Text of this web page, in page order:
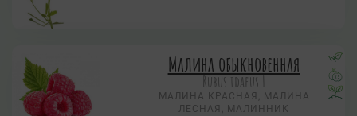
Малина обыкновенная
Rubus idaeus L
МАЛИНА КРАСНАЯ, МАЛИНА
ЛЕСНАЯ, МАЛИННИК